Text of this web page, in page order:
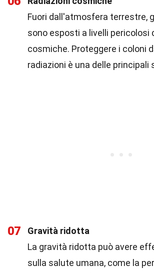
Fuori dall'atmosfera terrestre,
sono esposti a livelli pericolosi
cosmiche. Proteggere i coloni
radiazioni è una delle principali
07
Gravità ridotta
La gravità ridotta può avere
sulla salute umana, come la